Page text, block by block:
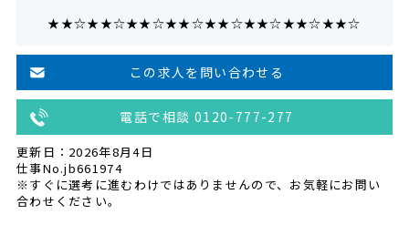
★★☆★★☆★★☆★★☆★★☆★★☆★★☆★★☆
この求人を問い合わせる
電話で相談 0120-777-277
更新日：2026年8月4日
仕事No.jb661974
※すぐに選考に進むわけではありませんので、お気軽にお問い
合わせください。